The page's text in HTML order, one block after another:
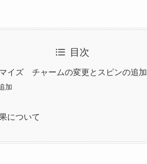
目次
イズ チャームの変更とスピンの追加
加
について